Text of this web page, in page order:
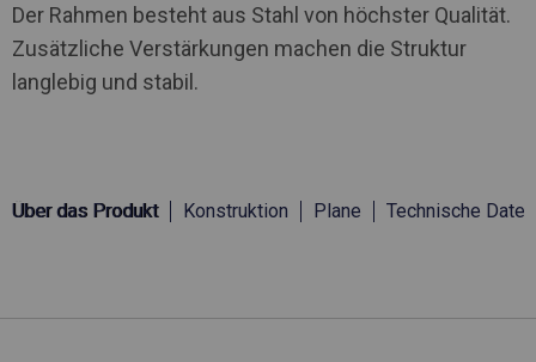
Der Rahmen besteht aus Stahl von höchster Qualität.
Zusätzliche Verstärkungen machen die Struktur
langlebig und stabil.
Über das Produkt Konstruktion Plane Technische Daten